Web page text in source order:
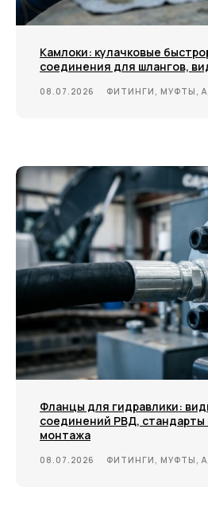
Камлоки: кулачковые
соединения для шлангов,
08.07.2026 ФИТИНГИ, МУФТЫ,
Фланцы для гидравлики:
соединений РВД, стандарты
монтажа
08.07.2026 ФИТИНГИ, МУФТЫ,